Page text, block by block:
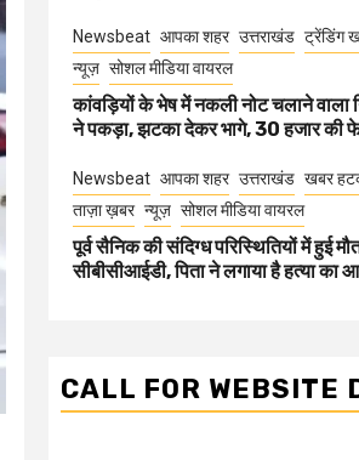
Newsbeat आपका शहर उत्तराखंड ट्रेंडिंग
न्यूज़ सोशल मीडिया वायरल
कांवड़ियों के भेष में नकली नोट चलाने वाला
ने पकड़ा, झटका देकर भागे, 30 हजार की
Newsbeat आपका शहर उत्तराखंड खबर
ताज़ा ख़बर न्यूज़ सोशल मीडिया वायरल
पूर्व सैनिक की संदिग्ध परिस्थितियों में हुई
सीबीसीआईडी, पिता ने लगाया है हत्या का
CALL FOR WEBSITE